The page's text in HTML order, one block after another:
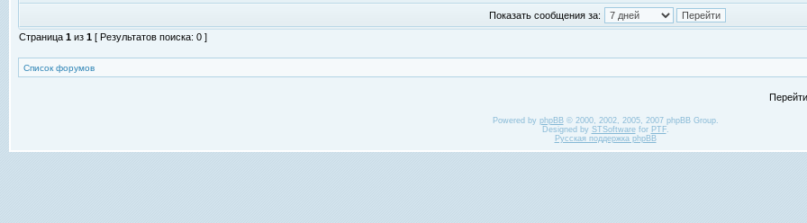
Показать сообщения за:
Страница 1 из 1 [ Результатов поиска: 0 ]
Список форумов
Powered by phpBB© 2000, 2002, 2005, 2007 phpBB Group.
Designed by STSoftwarefor PTF.
Русская поддержка phpBB